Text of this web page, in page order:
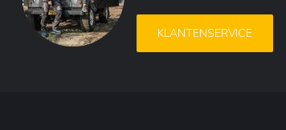
KLANTENSERVICE